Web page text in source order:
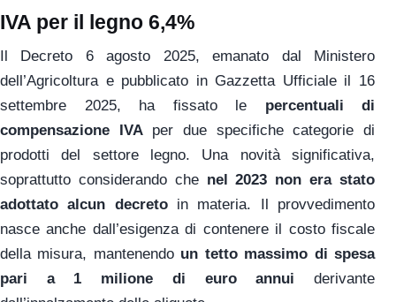
IVA per il legno 6,4%
Il Decreto 6 agosto 2025, emanato dal Ministero
dell’Agricoltura e pubblicato in Gazzetta Ufficiale il 16
settembre 2025, ha fissato le percentuali di
compensazione IVAper due specifiche categorie di
prodotti del settore legno. Una novità significativa,
soprattutto considerando che nel 2023 non era stato
adottato alcun decretoin materia. Il provvedimento
nasce anche dall’esigenza di contenere il costo fiscale
della misura, mantenendo un tetto massimo di spesa
pari a 1 milione di euro annui derivante